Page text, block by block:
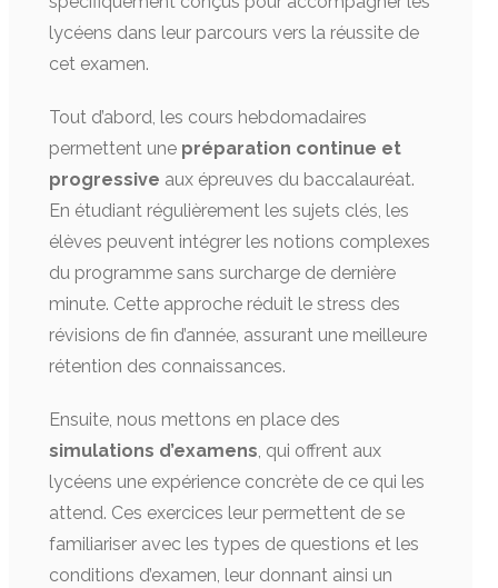
lycéens dans leur parcours vers la réussite de
cet examen.
Tout d’abord, les cours hebdomadaires
permettent une préparation continue et
progressive aux épreuves du baccalauréat.
En étudiant régulièrement les sujets clés, les
élèves peuvent intégrer les notions complexes
du programme sans surcharge de dernière
minute. Cette approche réduit le stress des
révisions de fin d’année, assurant une meilleure
rétention des connaissances.
Ensuite, nous mettons en place des
simulations d’examens , qui offrent aux
lycéens une expérience concrète de ce qui les
attend. Ces exercices leur permettent de se
familiariser avec les types de questions et les
conditions d’examen, leur donnant ainsi un